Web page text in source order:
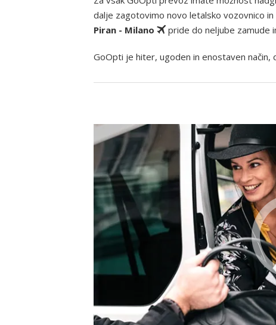
dalje zagotovimo novo letalsko vozovnico
Piran - Milano
pride do neljube zamude
GoOpti je hiter, ugoden in enostaven